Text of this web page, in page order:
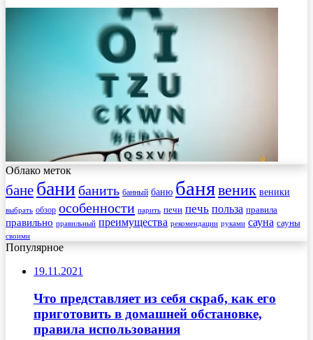
Облако меток
бане бани банить банный баню банявеник веники
выбрать обзор особенности парить печи печь польза правила
правильно правильный преимущества рекомендации руками сауна сауны
своими
Популярное
19.11.2021
Что представляет из себя скраб, как его
приготовить в домашней обстановке,
правила использования